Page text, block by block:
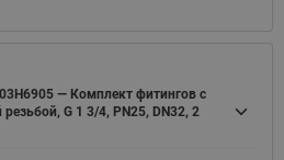
— Комплект фитингов с
G 1 3/4, PN25, DN32, 2